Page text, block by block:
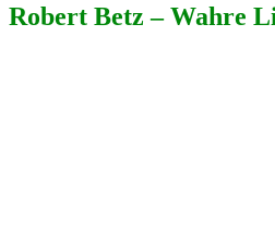
Robert Betz – Wahre